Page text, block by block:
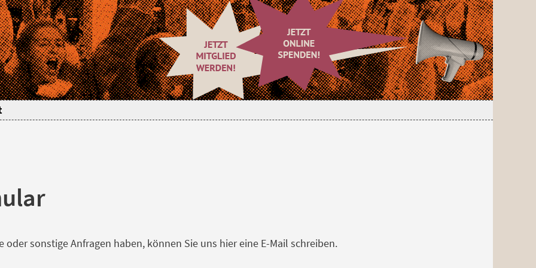
oder sonstige Anfragen haben, können Sie uns hier eine E-Mail schreiben.